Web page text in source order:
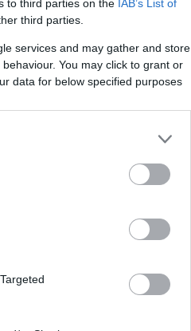
to third parties on the IAB’s List of
third parties.
services and may gather and store
You may click to grant or
data for below specified purposes
senza
di pasta.
del
circa 20